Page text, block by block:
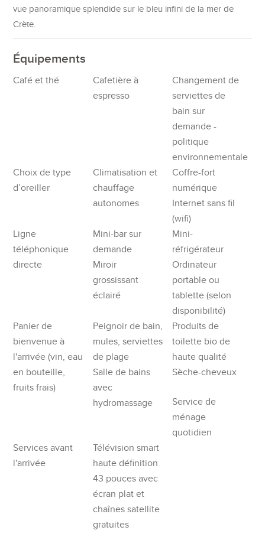
vue panoramique splendide sur le bleu infini de la mer de
Crète.
Équipements
Café et thé
Cafetière à
espresso
Changement de
serviettes de
bain sur
demande -
politique
environnementale
Choix de type
d’oreiller
Climatisation et
chauffage
autonomes
Coffre-fort
numérique
Internet sans fil
(wifi)
Ligne
téléphonique
directe
Mini-bar sur
demande
Mini-
réfrigérateur
Miroir
grossissant
éclairé
Ordinateur
portable ou
tablette (selon
disponibilité)
Panier de
bienvenue à
l'arrivée (vin, eau
en bouteille,
fruits frais)
Peignoir de bain,
mules, serviettes
de plage
Produits de
toilette bio de
haute qualité
Salle de bains
avec
hydromassage
Sèche-cheveux
Service de
ménage
quotidien
Services avant
l'arrivée
Télévision smart
haute définition
43 pouces avec
écran plat et
chaînes satellite
gratuites